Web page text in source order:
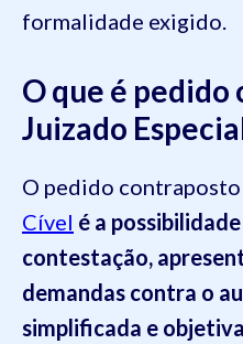
formalidade exigido.
O que é
Juizado
O pedido
Cível é a
contestação,
demandas contra o
simplificada e objetiva